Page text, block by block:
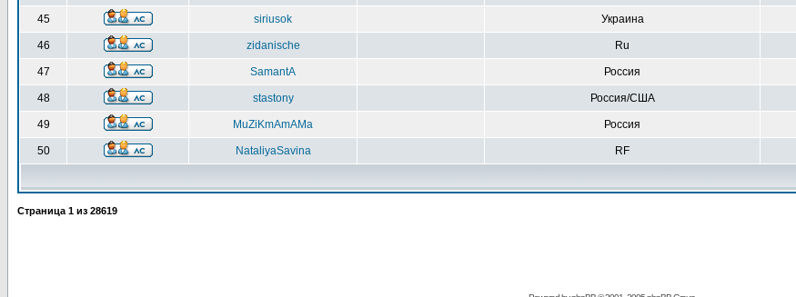
45 siriusok Украина
46 zidanische Ru
47 SamantA Россия
48 stastony Россия/США
49 MuZiKmAmAMa Россия
50 NataliyaSavina RF
Страница 1 из 28619